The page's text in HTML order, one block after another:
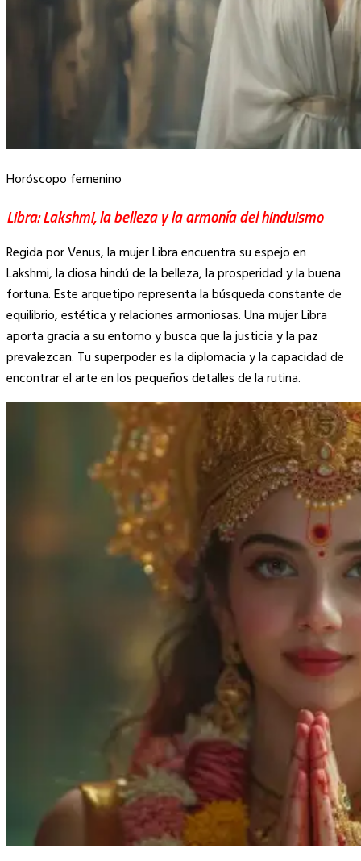
Horóscopo femenino
Libra: Lakshmi, la belleza y la armonía del hinduismo
Regida por Venus, la mujer Libra encuentra su espejo en
Lakshmi, la diosa hindú de la belleza, la prosperidad y la buena
fortuna. Este arquetipo representa la búsqueda constante de
equilibrio, estética y relaciones armoniosas. Una mujer Libra
aporta gracia a su entorno y busca que la justicia y la paz
prevalezcan. Tu superpoder es la diplomacia y la capacidad de
encontrar el arte en los pequeños detalles de la rutina.